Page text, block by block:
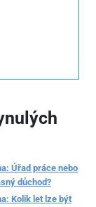
Úřad práce nebo
důchod?
Kolik let lze být